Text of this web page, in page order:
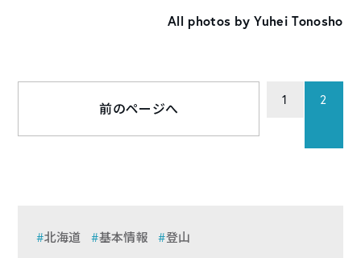
All photos by Yuhei Tonosho
前のページへ
1 2
北海道 基本情報 登山